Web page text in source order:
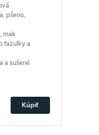
pšeno,
mak
fazuľky a
a sušené
Kúpiť